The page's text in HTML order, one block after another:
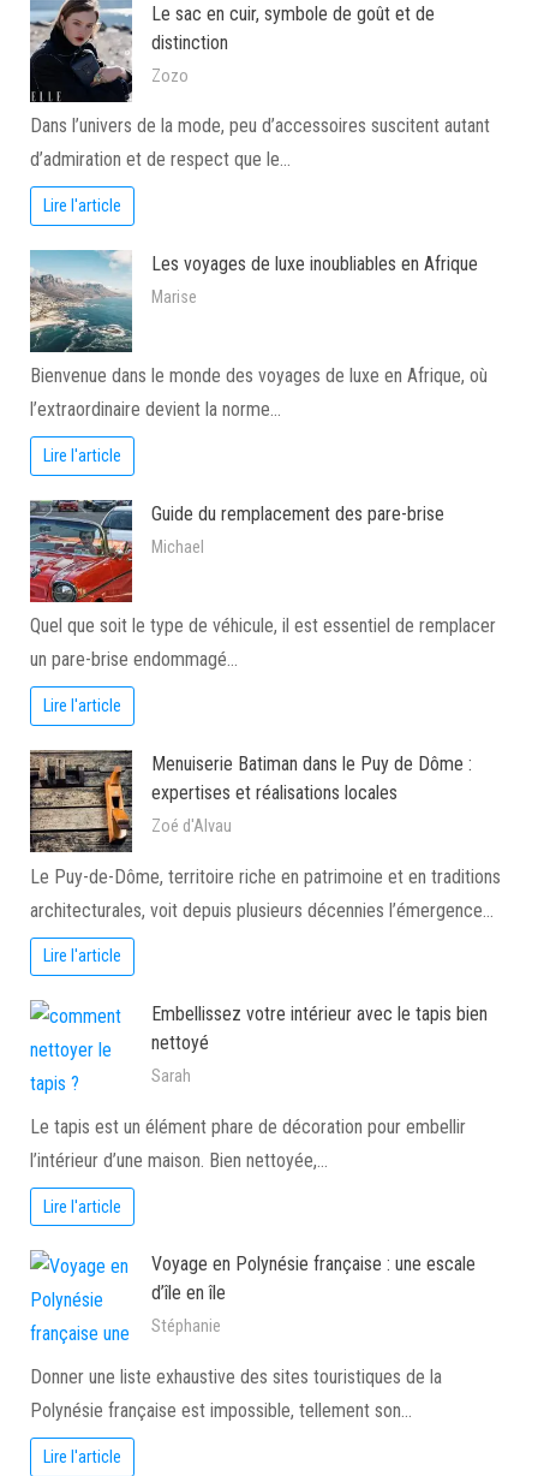
Le sac en cuir, symbole de goût et de
distinction
Zozo
Dans l’univers de la mode, peu d’accessoires suscitent autant
d’admiration et de respect que le…
Lire l'article
Les voyages de luxe inoubliables en Afrique
Marise
Bienvenue dans le monde des voyages de luxe en Afrique, où
l’extraordinaire devient la norme…
Lire l'article
Guide du remplacement des pare-brise
Michael
Quel que soit le type de véhicule, il est essentiel de remplacer
un pare-brise endommagé…
Lire l'article
Menuiserie Batiman dans le Puy de Dôme :
expertises et réalisations locales
Zoé d'Alvau
Le Puy-de-Dôme, territoire riche en patrimoine et en traditions
architecturales, voit depuis plusieurs décennies l’émergence…
Lire l'article
Embellissez votre intérieur avec le tapis bien
nettoyé
Sarah
Le tapis est un élément phare de décoration pour embellir
l’intérieur d’une maison. Bien nettoyée,…
Lire l'article
Voyage en Polynésie française : une escale
d’île en île
Stéphanie
Donner une liste exhaustive des sites touristiques de la
Polynésie française est impossible, tellement son…
Lire l'article